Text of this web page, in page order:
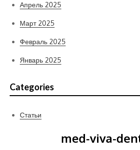
Апрель 2025
Март 2025
Февраль 2025
Январь 2025
Categories
Статьи
med-viva-